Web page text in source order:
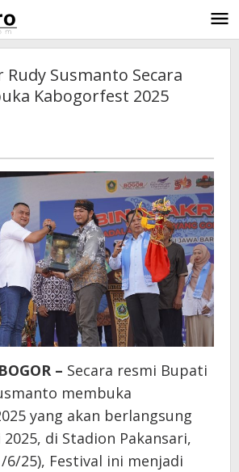
Susmanto Secara
Kabogorfest 2025
– Secara resmi Bupati
membuka
yang akan berlangsung
2025, di Stadion Pakansari,
6/25), Festival ini menjadi